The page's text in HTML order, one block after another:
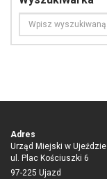
Adres
Urząd Miejski w Ujeździe
ul. Plac Kościuszki 6
97-225 Ujazd